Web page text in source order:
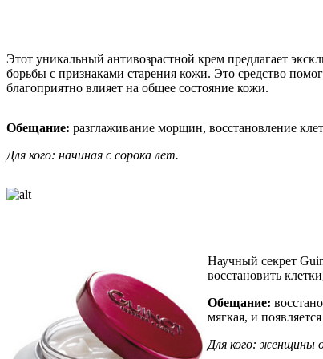
Этот уникальный антивозрастной крем предлагает
борьбы с признаками старения кожи. Это средство
благоприятно влияет на общее состояние кожи.
Обещание: разглаживание морщин, восстановление
Для кого: начиная с сорока лет.
Научный секрет
восстановить
Обещание:
мягкая, и
Для кого: женщины